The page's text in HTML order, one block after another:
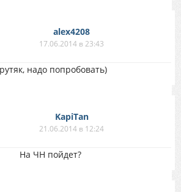
alex4208
17.06.2014 в 23:43
надо попробовать)
KapiTan
21.06.2014 в 12:24
На ЧН пойдет?